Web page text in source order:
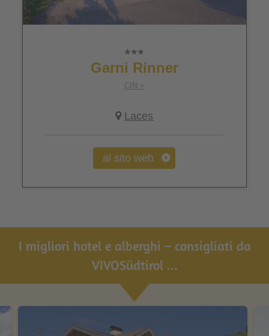
Garni Rinner
CIN +
Laces
al sito web
I migliori hotel e alberghi – consigliati da
VIVOSüdtirol ...